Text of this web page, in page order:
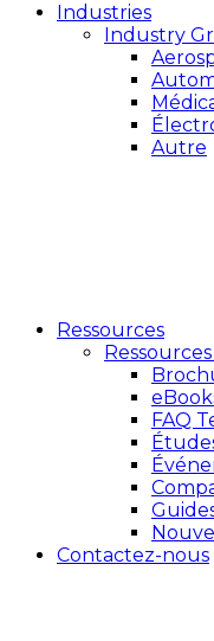
Industries
Industry
Autre
Ressources
FAQ
Contactez-nous